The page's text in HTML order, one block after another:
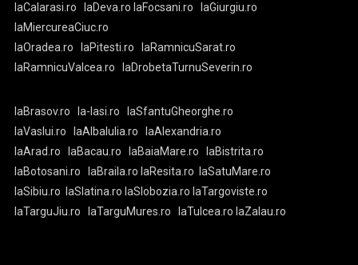
laCalarasi.ro
laDeva.ro laFocsani.ro
laGiurgiu.ro
laMiercureaCiuc.ro
laOradea.ro
laPitesti.ro
laRamnicuSarat.ro
laRamnicuValcea.ro
laDrobetaTurnuSeverin.ro
laBrasov.ro la-Iasi.ro
laSfantuGheorghe.ro
laVaslui.ro
laAlbaIulia.ro
laAlexandria.ro
laArad.ro
laBacau.ro laBaiaMare.ro
laBistrita.ro
laBotosani.ro
laBraila.ro laResita.ro
laSatuMare.ro
laSibiu.ro
laSlatina.ro laSlobozia.ro laTargoviste.ro
laTarguJiu.ro
laTarguMures.ro laTulcea.ro laZalau.ro